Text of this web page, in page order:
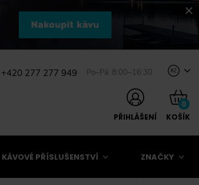
+420 277 277 949 Po–Pá: 8:00–16:30 Kč
PŘIHLÁŠENÍ
0
KOŠÍK
KÁVOVÉ PŘÍSLUŠENSTVÍ ZNAČKY